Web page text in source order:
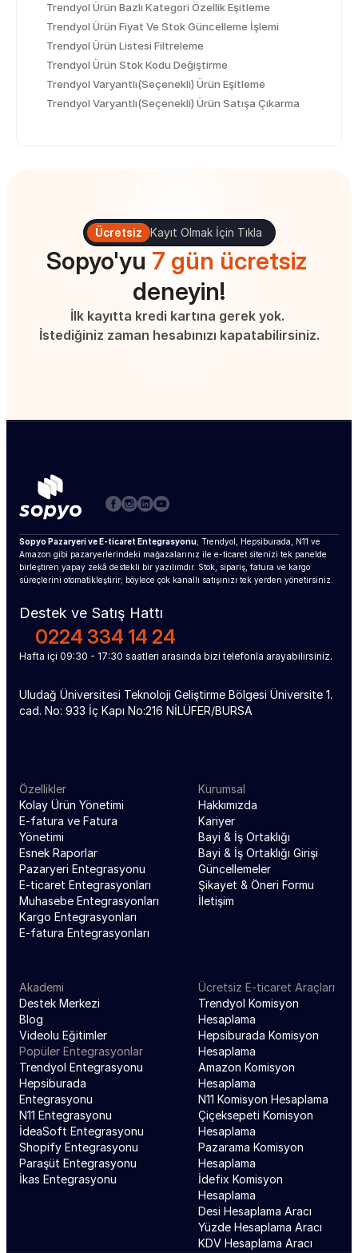
Trendyol Ürün Bazlı Kategori Özellik Eşitleme
Trendyol Ürün Fiyat Ve Stok Güncelleme İşlemi
Trendyol Ürün Listesi Filtreleme
Trendyol Ürün Stok Kodu Değiştirme
Trendyol Varyantlı(Seçenekli) Ürün Eşitleme
Trendyol Varyantlı(Seçenekli) Ürün Satışa Çıkarma
Ücretsiz Kayıt Olmak İçin Tıkla
Sopyo'yu 7 gün ücretsiz
deneyin!
İlk kayıtta kredi kartına gerek yok.
İstediğiniz zaman hesabınızı kapatabilirsiniz.
Sopyo Pazaryeri ve E-ticaret Entegrasyonu; Trendyol, Hepsiburada, N11 ve
Amazon gibi pazaryerlerindeki mağazalarınız ile e-ticaret sitenizi tek panelde
birleştiren yapay zekâ destekli bir yazılımdır. Stok, sipariş, fatura ve kargo
süreçlerini otomatikleştirir; böylece çok kanallı satışınızı tek yerden yönetirsiniz.
Destek ve Satış Hattı
0224 334 14 24
Hafta içi 09:30 - 17:30 saatleri arasında bizi telefonla arayabilirsiniz.
Uludağ Üniversitesi Teknoloji Geliştirme Bölgesi Üniversite 1.
cad. No: 933 İç Kapı No:216 NİLÜFER/BURSA
Özellikler
Kolay Ürün Yönetimi
E-fatura ve Fatura
Yönetimi
Esnek Raporlar
Pazaryeri Entegrasyonu
E-ticaret Entegrasyonları
Muhasebe Entegrasyonları
Kargo Entegrasyonları
E-fatura Entegrasyonları
Kurumsal
Hakkımızda
Kariyer
Bayi & İş Ortaklığı
Bayi & İş Ortaklığı Girişi
Güncellemeler
Şikayet & Öneri Formu
İletişim
Akademi
Destek Merkezi
Blog
Videolu Eğitimler
Popüler Entegrasyonlar
Trendyol Entegrasyonu
Hepsiburada
Entegrasyonu
N11 Entegrasyonu
İdeaSoft Entegrasyonu
Shopify Entegrasyonu
Paraşüt Entegrasyonu
İkas Entegrasyonu
Ücretsiz E-ticaret Araçları
Trendyol Komisyon
Hesaplama
Hepsiburada Komisyon
Hesaplama
Amazon Komisyon
Hesaplama
N11 Komisyon Hesaplama
Çiçeksepeti Komisyon
Hesaplama
Pazarama Komisyon
Hesaplama
İdefix Komisyon
Hesaplama
Desi Hesaplama Aracı
Yüzde Hesaplama Aracı
KDV Hesaplama Aracı